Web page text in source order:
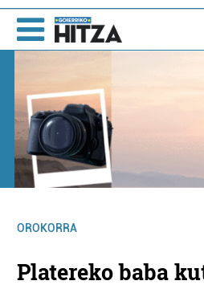
OROKORRA
Platereko baba